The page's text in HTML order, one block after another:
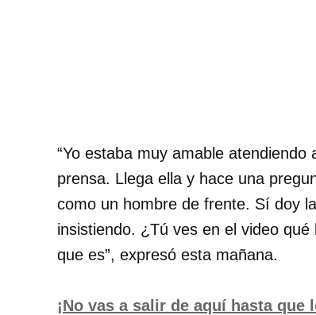
“Yo estaba muy amable
prensa. Llega ella y hace una
como un hombre de frente. Sí doy
insistiendo. ¿Tú ves en el video
que es”, expresó esta mañana.
¡No vas a salir de aquí hasta